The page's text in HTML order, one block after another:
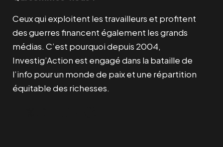
Ceux qui exploitent les travailleurs et profitent
des guerres financent également les grands
médias. C’est pourquoi depuis 2004,
Investig’Action est engagé dans la bataille de
l’info pour un monde de paix et une répartition
équitable des richesses.